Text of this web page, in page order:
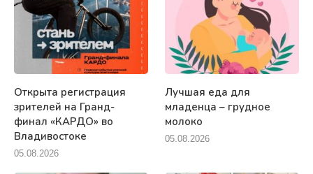
Открыта регистрация
зрителей на Гранд-
финал «КАРДО» во
Владивостоке
05.08.2026
Лучшая еда для
младенца – грудное
молоко
05.08.2026